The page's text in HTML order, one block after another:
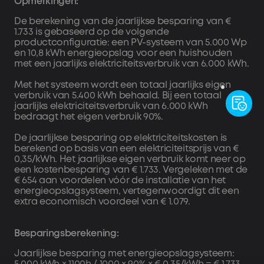
op Solarbank om de Bluetooth-verbinding te verifiëren.
2. Zet de wifi-verbinding op.
3. Voeg extra apparaten toe, zoals Solarbank 3, slimme
meters of slimme stopcontacten. Zorg ervoor dat alle
apparaten binnen hetzelfde systeem zijn verbonden met
hetzelfde wifi-netwerk.
4. Update de firmware naar de nieuwste versie.
5. Stel de bedrijfsmodus van het systeem in, zoals AI-
modus, zelfverbruik of aangepaste modus.
De berekening van de jaarlijkse besparing van €
1.733 is gebaseerd op de volgende
productconfiguratie: een PV-systeem van 5.000 Wp
en 10,8 kWh energieopslag voor een huishouden
met een jaarlijks elektriciteitsverbruik van 6.000 kWh.
Met het systeem wordt een totaal jaarlijks eigen
verbruik van 5.400 kWh behaald. Bij een totaal
jaarlijks elektriciteitsverbruik van 6.000 kWh
bedraagt het eigen verbruik 90%.
De jaarlijkse besparing op elektriciteitskosten is
berekend op basis van een elektriciteitsprijs van €
0,35/kWh. Het jaarlijkse eigen verbruik komt neer op
een kostenbesparing van € 1.733. Vergeleken met de
€ 654 aan voordelen vóór de installatie van het
energieopslagsysteem, vertegenwoordigt dit een
extra economisch voordeel van € 1.079.
Besparingsberekening:
Jaarlijkse besparing met energieopslagsysteem: